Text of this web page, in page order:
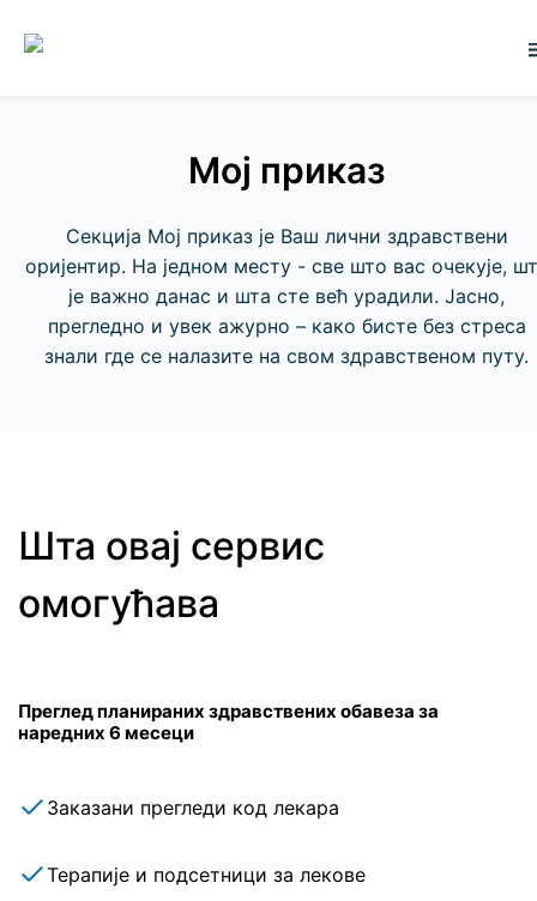
Мој приказ
Секција Мој приказ је Ваш лични здравствени
оријентир. На једном месту - све што вас очекује,
је важно данас и шта сте већ урадили. Јасно,
прегледно и увек ажурно – како бисте без стреса
знали где се налазите на свом здравственом путу.
Шта овај сервис
омогућава
Преглед планираних здравствених обавеза за
наредних 6 месеци
Заказани прегледи код лекара
Терапије и подсетници за лекове